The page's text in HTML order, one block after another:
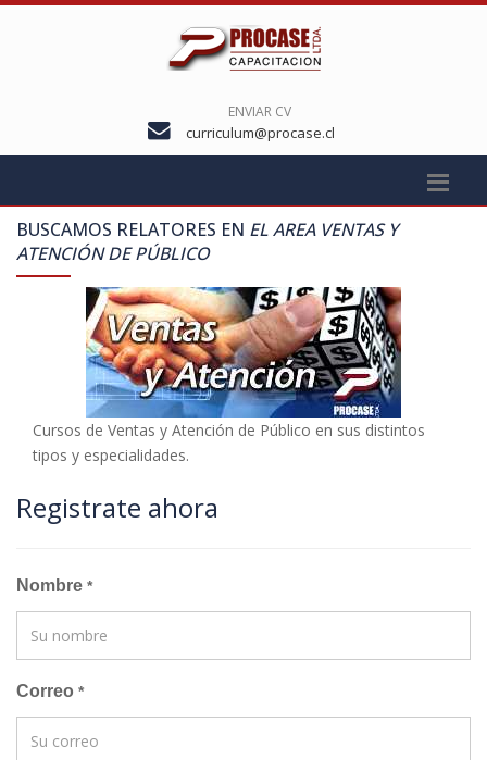
ENVIAR CV
curriculum@procase.cl
BUSCAMOS RELATORES EN EL AREA VENTAS Y
ATENCIÓN DE PÚBLICO
Cursos de Ventas y Atención de Público en sus distintos
tipos y especialidades.
Registrate ahora
Nombre *
Correo *